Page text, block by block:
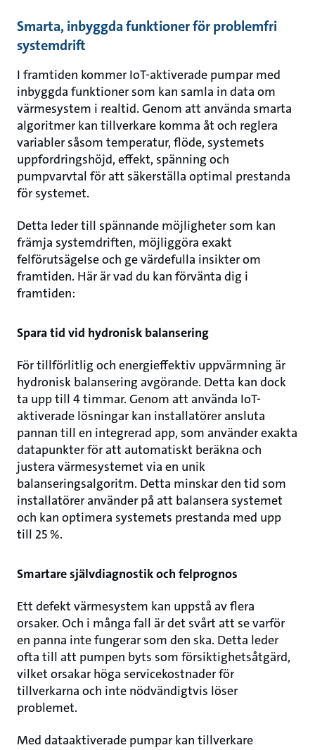
Smarta, inbyggda funktioner för problemfri
systemdrift
I framtiden kommer IoT-aktiverade pumpar med
inbyggda funktioner som kan samla in data om
värmesystem i realtid. Genom att använda smarta
algoritmer kan tillverkare komma åt och reglera
variabler såsom temperatur, flöde, systemets
uppfordringshöjd, effekt, spänning och
pumpvarvtal för att säkerställa optimal prestanda
för systemet.
Detta leder till spännande möjligheter som kan
främja systemdriften, möjliggöra exakt
felförutsägelse och ge värdefulla insikter om
framtiden. Här är vad du kan förvänta dig i
framtiden:
Spara tid vid hydronisk balansering
För tillförlitlig och energieffektiv uppvärmning är
hydronisk balansering avgörande. Detta kan dock
ta upp till 4 timmar. Genom att använda IoT-
aktiverade lösningar kan installatörer ansluta
pannan till en integrerad app, som använder exakta
datapunkter för att automatiskt beräkna och
justera värmesystemet via en unik
balanseringsalgoritm. Detta minskar den tid som
installatörer använder på att balansera systemet
och kan optimera systemets prestanda med upp
till 25 %.
Smartare självdiagnostik och felprognos
Ett defekt värmesystem kan uppstå av flera
orsaker. Och i många fall är det svårt att se varför
en panna inte fungerar som den ska. Detta leder
ofta till att pumpen byts som försiktighetsåtgärd,
vilket orsakar höga servicekostnader för
tillverkarna och inte nödvändigtvis löser
problemet.
Med dataaktiverade pumpar kan tillverkare